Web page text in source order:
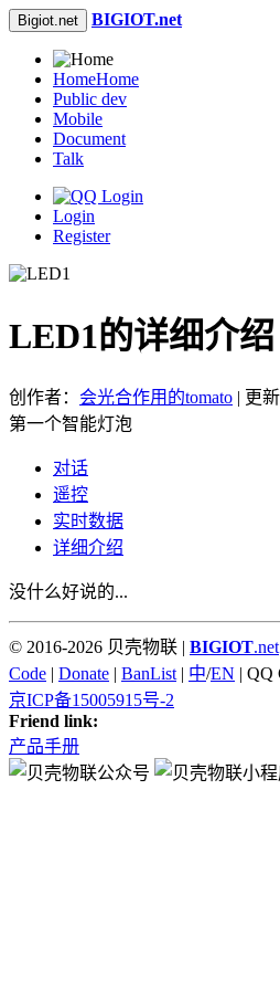
Bigiot.net BIGIOT.net
HomeHome
Public dev
Mobile
Document
Talk
Login
Register
LED1的详细介绍
创作者： 会光合作用的tomato | 更
第一个智能灯泡
对话
遥控
实时数据
详细介绍
没什么好说的...
© 2016-2026 贝壳物联 | BIGIOT.net
Code | Donate | BanList | 中/EN | QQ
京ICP备15005915号-2
Friend link:
产品手册